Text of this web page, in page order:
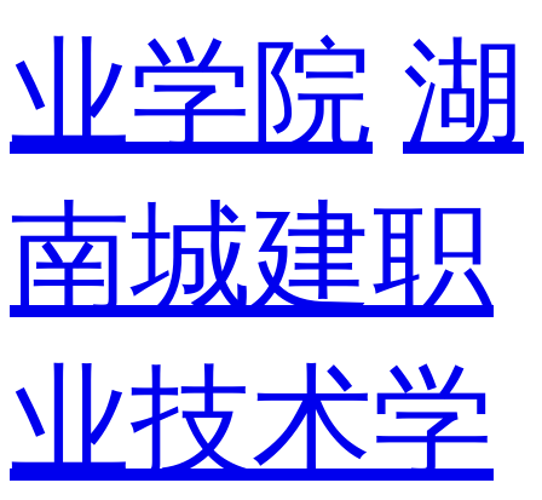
业学院 湖
南城建职
业技术学